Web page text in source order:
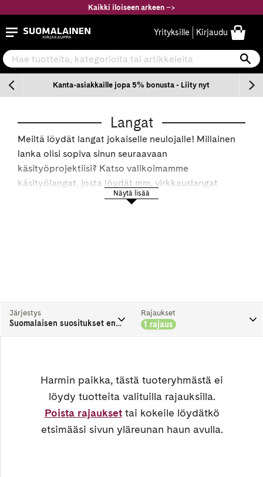
Kaikki iloiseen arkeen –>
Suomalainen.com
Hae tuotteita, kategorioita tai artikkeleita
Yrityksille Kirjaudu
Kanta-asiakkaille jopa 5% bonusta - Liity nyt
Langat
Meiltä löydät langat jokaiselle neulojalle! Millainen
lanka olisi sopiva sinun seuraavaan
käsityöprojektiisi? Katso valikoimamme
käsityölangat, josta löydät mm. virkkauslangat
virkkaamiseen, neulontalangat neulontaan ja
Näytä lisää
Järjestys
Suomalaisen suositukset ensin
Rajaukset
1 rajaus
Harmin paikka, tästä tuoteryhmästä ei
löydy tuotteita valituilla rajauksilla.
Poista rajauksettai kokeile löydätkö
etsimääsi sivun yläreunan haun avulla.